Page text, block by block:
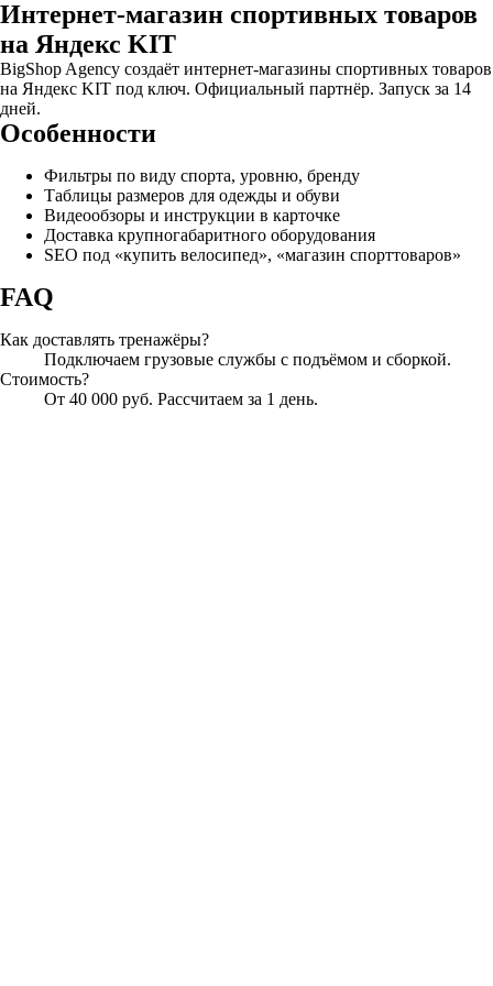
Интернет-магазин спортивных товаров
на Яндекс KIT
BigShop Agency создаёт интернет-магазины спортивных товаров
на Яндекс KIT под ключ. Официальный партнёр. Запуск за 14
дней.
Особенности
Фильтры по виду спорта, уровню, бренду
Таблицы размеров для одежды и обуви
Видеообзоры и инструкции в карточке
Доставка крупногабаритного оборудования
SEO под «купить велосипед», «магазин спорттоваров»
FAQ
Как доставлять тренажёры?
Подключаем грузовые службы с подъёмом и сборкой.
Стоимость?
От 40 000 руб. Рассчитаем за 1 день.